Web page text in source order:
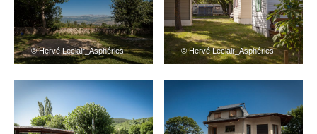
– © Hervé Leclair_Asphéries – © Hervé Leclair_Asphéries